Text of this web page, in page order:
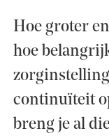
Hoe groter
hoe
continuïteit
breng je al